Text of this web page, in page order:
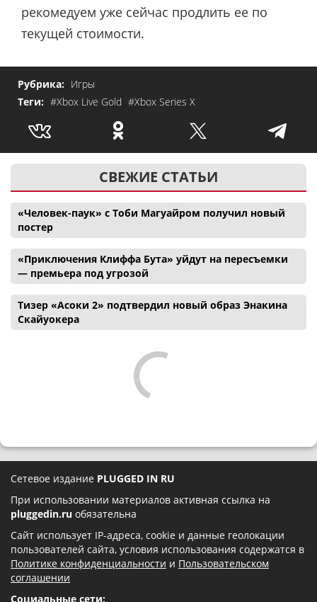
рекомедуем уже сейчас продлить ее по
текущей стоимости.
Рубрика: Игры
Теги: #Xbox Live Gold #Xbox Series X
СВЕЖИЕ СТАТЬИ
«Человек-паук» с Тоби Магуайром получил новый
постер
«Приключения Клиффа Бута» уйдут на пересъемки
— премьера под угрозой
Тизер «Асоки 2» подтвердил новый образ Энакина
Скайуокера
Сетевое издание PLUGGED IN RU
При использовании материалов активная ссылка на
pluggedin.ru обязательна
Сайт использует IP-адреса, cookie и данные геолокации
пользователей сайта, условия использования содержатся в
Политике конфиденциальности и Пользовательском
соглашении
Социальные сети: